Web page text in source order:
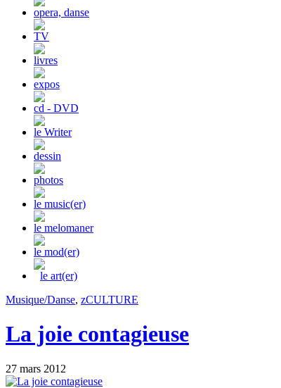
opera, danse
TV
livres
expos
cd - DVD
le Writer
dessin
photos
le music(er)
le melomaner
le mod(er)
le art(er)
Musique/Danse, zCULTURE
La joie contagieuse
27 mars 2012